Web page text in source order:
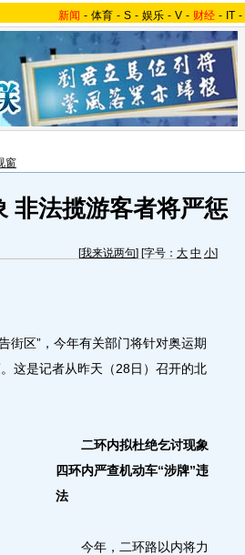
新闻 - 体育 - S - 娱乐 - V - 财经 - IT -
窗
非法揽游客者将严惩
[我来说两句] [字号： 大 中 小]
区”，今年有关部门将针对奥运期
这是记者从昨天（28日）召开的北
二环内拟杜绝乞讨现象
四环内严查机动车“涉牌”违
法
今年，二环路以内将力